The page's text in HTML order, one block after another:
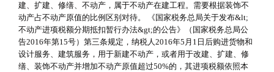
建、扩建、修缮、不动产，属于不动产在建工程。需要根据装饰不
动产占不动产原值的比例区别对待。 《国家税务总局关于发布&lt;
不动产进项税额分期抵扣暂行办法&gt;的公告》（国家税务总局公
告2016年第15号）第三条规定，纳税人2016年5月1日后购进货物和
设计服务、建筑服务，用于新建不动产，或者用于改建、扩建、修
缮、装饰不动产并增加不动产原值超过50%的，其进项税额依照本